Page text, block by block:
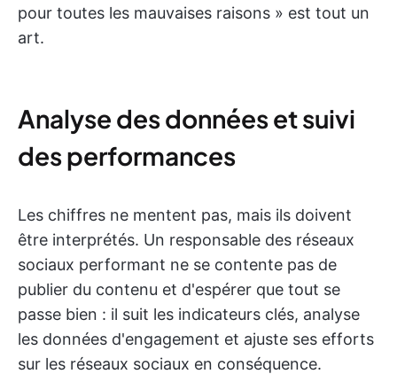
pour toutes les mauvaises raisons » est tout un
art.
Analyse des données et suivi
des performances
Les chiffres ne mentent pas, mais ils doivent
être interprétés. Un responsable des réseaux
sociaux performant ne se contente pas de
publier du contenu et d'espérer que tout se
passe bien : il suit les indicateurs clés, analyse
les données d'engagement et ajuste ses efforts
sur les réseaux sociaux en conséquence.